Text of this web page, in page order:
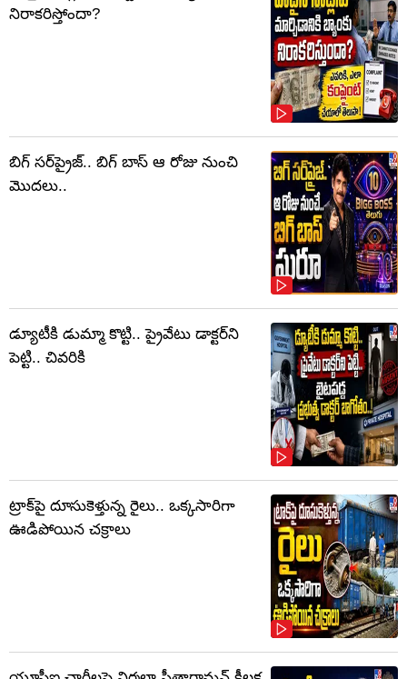
నిరాకరిస్తోందా?
బిగ్ సర్‌ప్రైజ్‌.. బిగ్ బాస్‌ ఆ రోజు నుంచి
మొదలు..
డ్యూటీకి డుమ్మా కొట్టి.. ప్రైవేటు డాక్టర్‌ని
పెట్టి.. చివరికి
ట్రాక్‌పై దూసుకెళ్తున్న రైలు.. ఒక్కసారిగా
ఊడిపోయిన చక్రాలు